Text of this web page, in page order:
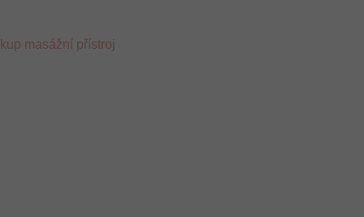
kup masážní přístroj